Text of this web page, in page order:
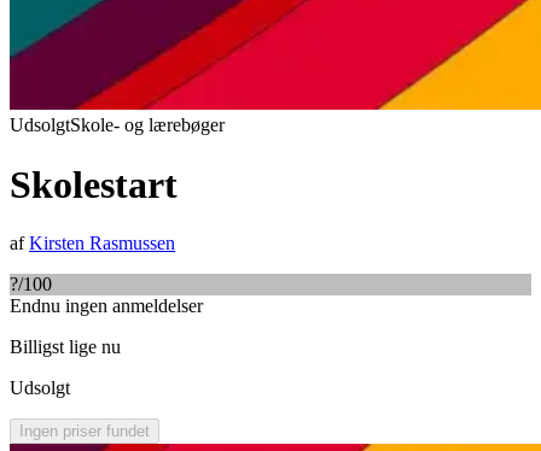
UdsolgtSkole- og lærebøger
Skolestart
afKirsten Rasmussen
?/100
Endnu ingen anmeldelser
Billigst lige nu
Udsolgt
Ingen priser fundet